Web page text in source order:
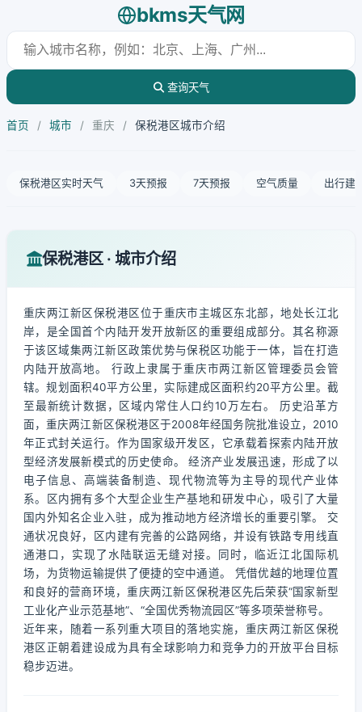
bkms天气网
查询天气
首页 / 城市 / 重庆 / 保税港区城市介绍
保税港区实时天气 3天预报 7天预报 空气质量 出行建
保税港区 · 城市介绍
重庆两江新区保税港区位于重庆市主城区东北部，地处长江北
岸，是全国首个内陆开发开放新区的重要组成部分。其名称源
于该区域集两江新区政策优势与保税区功能于一体，旨在打造
内陆开放高地。 行政上隶属于重庆市两江新区管理委员会管
辖。规划面积40平方公里，实际建成区面积约20平方公里。截
至最新统计数据，区域内常住人口约10万左右。 历史沿革方
面，重庆两江新区保税港区于2008年经国务院批准设立，2010
年正式封关运行。作为国家级开发区，它承载着探索内陆开放
型经济发展新模式的历史使命。 经济产业发展迅速，形成了以
电子信息、高端装备制造、现代物流等为主导的现代产业体
系。区内拥有多个大型企业生产基地和研发中心，吸引了大量
国内外知名企业入驻，成为推动地方经济增长的重要引擎。 交
通状况良好，区内建有完善的公路网络，并设有铁路专用线直
通港口，实现了水陆联运无缝对接。同时，临近江北国际机
场，为货物运输提供了便捷的空中通道。 凭借优越的地理位置
和良好的营商环境，重庆两江新区保税港区先后荣获“国家新型
工业化产业示范基地”、“全国优秀物流园区”等多项荣誉称号。
近年来，随着一系列重大项目的落地实施，重庆两江新区保税
港区正朝着建设成为具有全球影响力和竞争力的开放平台目标
稳步迈进。